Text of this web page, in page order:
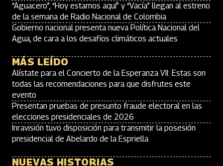
“Aguacero”, “Hoy estamos aquí” y “Vacía” llegan al estreno
de la semana de Radio Nacional de Colombia
Gobierno nacional presenta nueva Política Nacional del
Agua, de cara a los desafíos climáticos actuales
MÁS LEÍDO
Alístate para el Concierto de la Esperanza VII: Estas son
todas las recomendaciones para que disfrutes este
evento
Presentan pruebas de presunto fraude electoral en las
elecciones presidenciales de 2026
Inravisión tuvo disposición para transmitir la posesión
presidencial de Abelardo de la Espriella
NUEVAS HISTORIAS